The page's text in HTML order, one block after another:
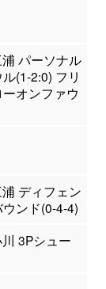
パーソナル
(1-2:0) フリ
オンファウ
ディフェン
ウンド(0-4-4)
3Pシュー